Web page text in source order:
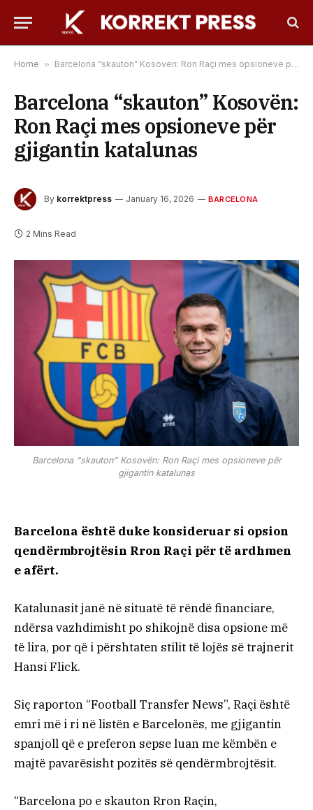
Home » Barcelona “skauton” Kosovën: Ron Raçi mes opsioneve për gjigantin katalunas
Barcelona “skauton” Kosovën:
Ron Raçi mes opsioneve për
gjigantin katalunas
By korrektpress January 16, 2026 BARCELONA
2 Mins Read
Barcelona “skauton” Kosovën: Ron Raçi mes opsioneve për
gjigantin katalunas
Barcelona është duke konsideruar si opsion
qendërmbrojtësin Rron Raçi për të ardhmen
e afërt.
Katalunasit janë në situatë të rëndë financiare,
ndërsa vazhdimisht po shikojnë disa opsione më
të lira, por që i përshtaten stilit të lojës së trajnerit
Hansi Flick.
Siç raporton “Football Transfer News”, Raçi është
emri më i ri në listën e Barcelonës, me gjigantin
spanjoll që e preferon sepse luan me këmbën e
majtë pavarësisht pozitës së qendërmbrojtësit.
“Barcelona po e skauton Rron Raçin,